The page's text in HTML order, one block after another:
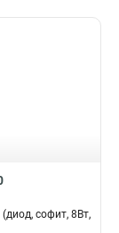
софит, 8Вт,